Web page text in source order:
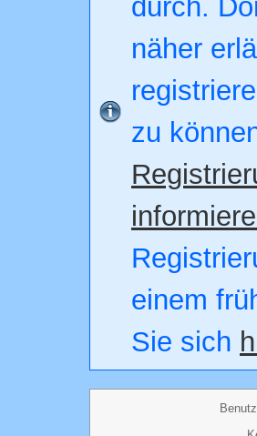
durch.
näher
zu
einem
Sie sich